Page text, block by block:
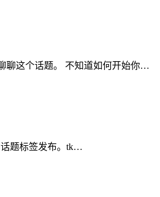
聊这个话题。 不知道如何开始你…
话题标签发布。tk…